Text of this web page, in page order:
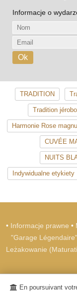
Informacje o
TRADITION
Tradition
Harmonie Rose
CUVÉE
NUITS
Indywidualne etykiety
• Informacje prawne •
"Garage Légendaire"
Leżakowanie
En poursuivant